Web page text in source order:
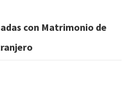
con Matrimonio de